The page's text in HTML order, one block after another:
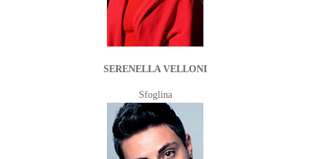
SERENELLA VELLONI
Sfoglina